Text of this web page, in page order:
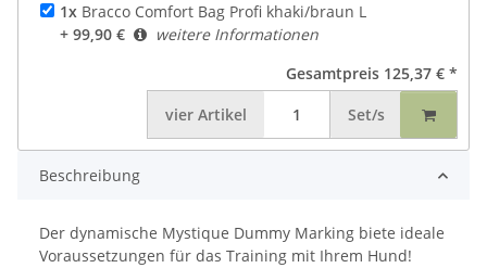
1x Bracco Comfort Bag Profi khaki/braun L
+ 99,90 €
weitere Informationen
Gesamtpreis 125,37 € *
vier Artikel Set/s
Beschreibung
Der dynamische Mystique Dummy Marking biete ideale
Voraussetzungen für das Training mit Ihrem Hund!